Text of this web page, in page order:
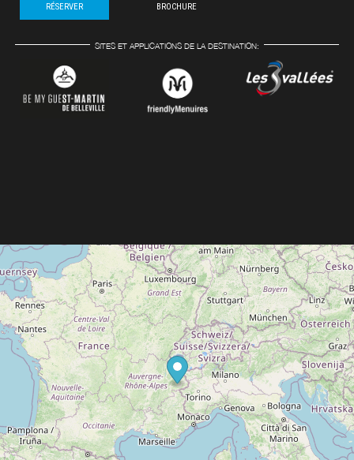
RÉSERVER BROCHURE
SITES ET APPLICATIONS DE LA DESTINATION: